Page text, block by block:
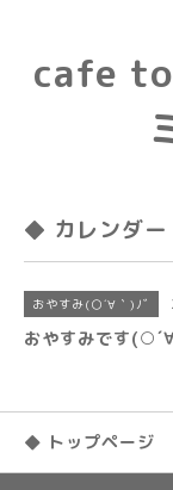
cafe
◆ カレンダー
おやすみ(○´∀｀)ﾉﾞ
おやすみです
◆ トップページ